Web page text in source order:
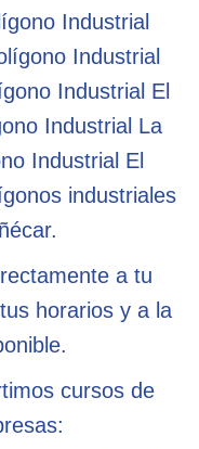
Industrial
Industrial
Industrial El
Industrial La
Industrial El
industriales
a tu
horarios y a la
cursos de